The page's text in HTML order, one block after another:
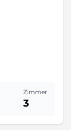
Zimmer
3